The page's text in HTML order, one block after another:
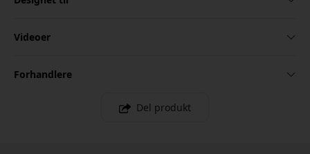
Videoer
Forhandlere
Del produkt